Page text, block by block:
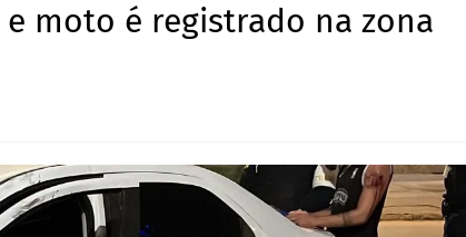
moto é registrado na zona